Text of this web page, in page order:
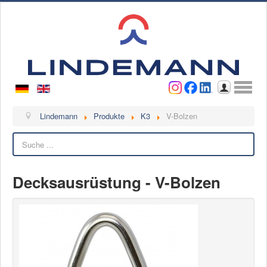
Benutzername
Lindemann
Ansprechpartner
Ansprechpartner
Kontaktformular
Kunde werden
Lindemann Produkte K3
V-Bolzen
Decksausrüstung - V-Bolzen